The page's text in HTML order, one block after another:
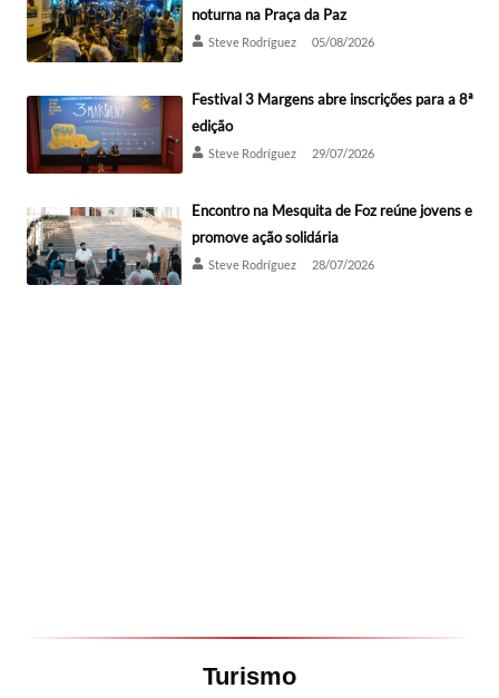
noturna na Praça da Paz
Steve Rodríguez 05/08/2026
Festival 3 Margens abre inscrições para a 8ª
edição
Steve Rodríguez 29/07/2026
Encontro na Mesquita de Foz reúne jovens e
promove ação solidária
Steve Rodríguez 28/07/2026
Turismo